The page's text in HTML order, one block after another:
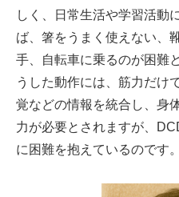
しく、日常生活や学習活動
ば、箸をうまく使えない、
手、自転車に乗るのが困難
うした動作には、筋力だけ
覚などの情報を統合し、身
力が必要とされますが、
に困難を抱えているのです。